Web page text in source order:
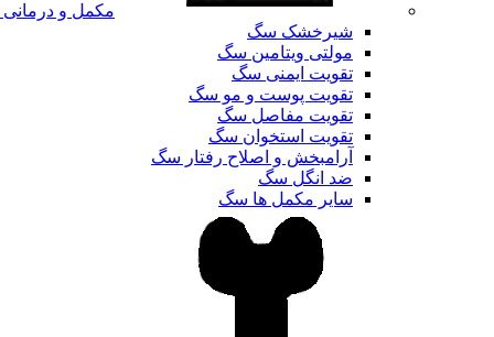
مکمل و
شیرخشک سگ
مولتی ویتامین سگ
تقویت ایمنی سگ
تقویت پوست و مو سگ
تقویت مفاصل سگ
تقویت استخوان سگ
آرامبخش و اصلاح رفتار سگ
ضد انگل سگ
سایر مکمل ها سگ